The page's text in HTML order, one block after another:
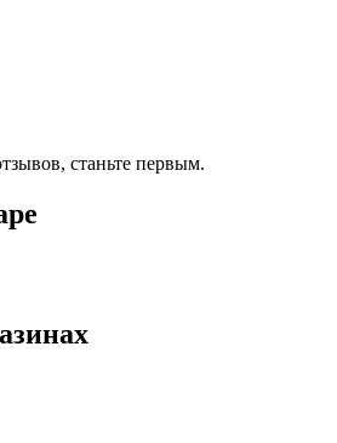
станьте первым.